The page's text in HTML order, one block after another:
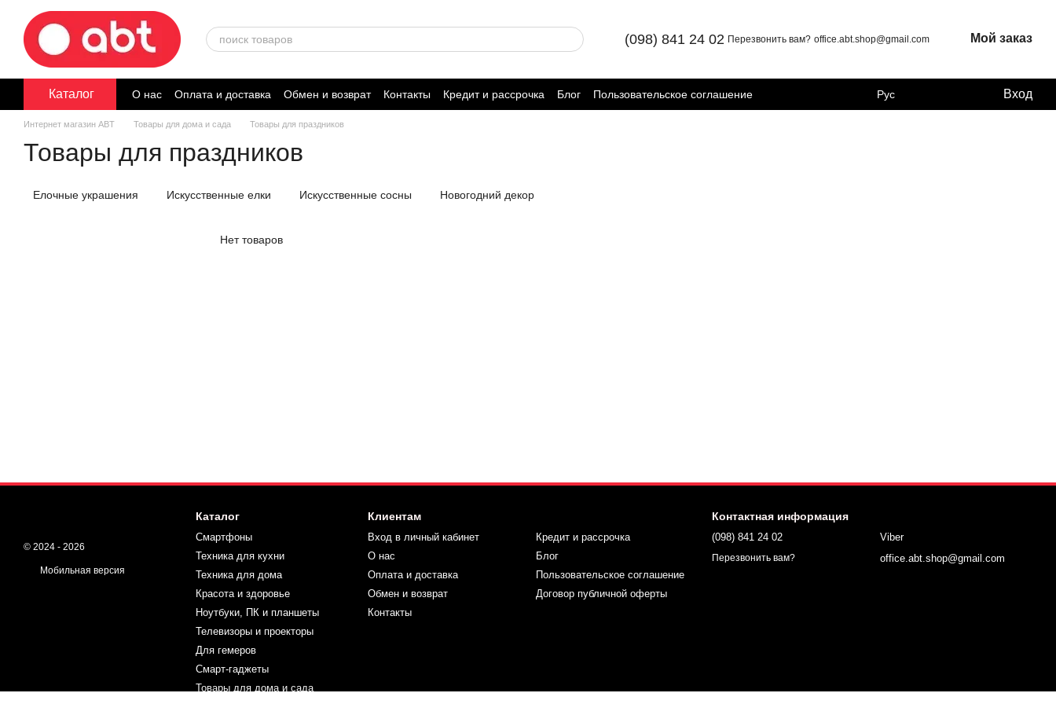
Перейти к основному контенту
(098) 841 24 02 Перезвонить вам? office.abt.shop@gmail.com Мой заказ
Каталог О нас Оплата и доставка Обмен и возврат Контакты Кредит и рассрочка Блог
Пользовательское соглашение
Договор публичной оферты
Рус Вход
Интернет магазин ABT Товары для дома и сада Товары для праздников
Товары для праздников
Елочные украшения Искусственные елки Искусственные сосны Новогодний декор
Нет товаров
© 2024 - 2026
Мобильная версия
Каталог
Смартфоны
Техника для кухни
Техника для дома
Красота и здоровье
Ноутбуки, ПК и планшеты
Телевизоры и проекторы
Для гемеров
Смарт-гаджеты
Товары для дома и сада
Клиентам
Вход в личный кабинет
О нас
Оплата и доставка
Обмен и возврат
Контакты
Кредит и рассрочка
Блог
Пользовательское соглашение
Договор публичной оферты
Контактная информация
(098) 841 24 02
Перезвонить вам?
Viber
office.abt.shop@gmail.com